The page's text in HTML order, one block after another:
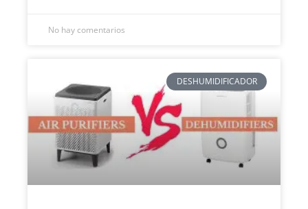
No hay comentarios
DESHUMIDIFICADOR